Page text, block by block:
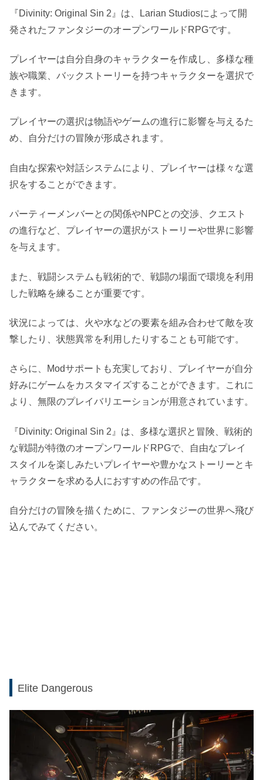
『Divinity: Original Sin 2』は、Larian Studiosによって開
発されたファンタジーのオープンワールドRPGです。
プレイヤーは自分自身のキャラクターを作成し、多様な種
族や職業、バックストーリーを持つキャラクターを選択で
きます。
プレイヤーの選択は物語やゲームの進行に影響を与えるた
め、自分だけの冒険が形成されます。
自由な探索や対話システムにより、プレイヤーは様々な選
択をすることができます。
パーティーメンバーとの関係やNPCとの交渉、クエスト
の進行など、プレイヤーの選択がストーリーや世界に影響
を与えます。
また、戦闘システムも戦術的で、戦闘の場面で環境を利用
した戦略を練ることが重要です。
状況によっては、火や水などの要素を組み合わせて敵を攻
撃したり、状態異常を利用したりすることも可能です。
さらに、Modサポートも充実しており、プレイヤーが自分
好みにゲームをカスタマイズすることができます。これに
より、無限のプレイバリエーションが用意されています。
『Divinity: Original Sin 2』は、多様な選択と冒険、戦術的
な戦闘が特徴のオープンワールドRPGで、自由なプレイ
スタイルを楽しみたいプレイヤーや豊かなストーリーとキ
ャラクターを求める人におすすめの作品です。
自分だけの冒険を描くために、ファンタジーの世界へ飛び
込んでみてください。
Elite Dangerous